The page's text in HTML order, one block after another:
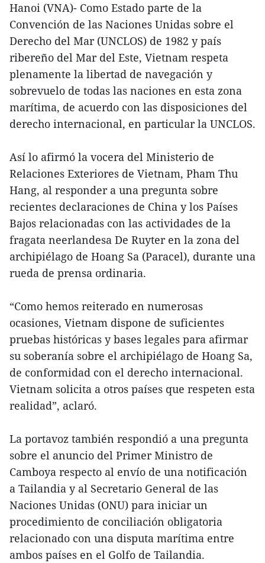
Hanoi (VNA)- Como Estado parte de la
Convención de las Naciones Unidas sobre el
Derecho del Mar (UNCLOS) de 1982 y país
ribereño del Mar del Este, Vietnam respeta
plenamente la libertad de navegación y
sobrevuelo de todas las naciones en esta zona
marítima, de acuerdo con las disposiciones del
derecho internacional, en particular la UNCLOS.
Así lo afirmó la vocera del Ministerio de
Relaciones Exteriores de Vietnam, Pham Thu
Hang, al responder a una pregunta sobre
recientes declaraciones de China y los Países
Bajos relacionadas con las actividades de la
fragata neerlandesa De Ruyter en la zona del
archipiélago de Hoang Sa (Paracel), durante una
rueda de prensa ordinaria.
“Como hemos reiterado en numerosas
ocasiones, Vietnam dispone de suficientes
pruebas históricas y bases legales para afirmar
su soberanía sobre el archipiélago de Hoang Sa,
de conformidad con el derecho internacional.
Vietnam solicita a otros países que respeten esta
realidad”, aclaró.
La portavoz también respondió a una pregunta
sobre el anuncio del Primer Ministro de
Camboya respecto al envío de una notificación
a Tailandia y al Secretario General de las
Naciones Unidas (ONU) para iniciar un
procedimiento de conciliación obligatoria
relacionado con una disputa marítima entre
ambos países en el Golfo de Tailandia.